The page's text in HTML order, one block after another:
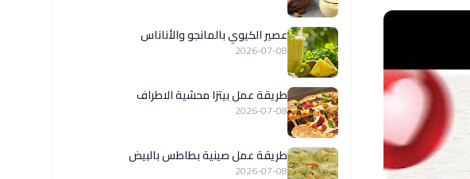
عصير الكيوي بالمانجو والأناناس
2026-07-08
طريقة عمل بيتزا محشية الاطراف
2026-07-08
طريقة عمل صينية بطاطس بالبيض
2026-07-08